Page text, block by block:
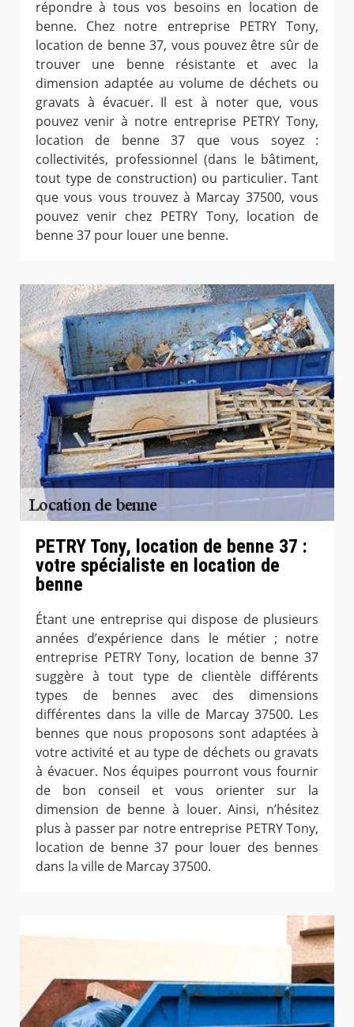
répondre à tous vos besoins en location de
benne. Chez notre entreprise PETRY Tony,
location de benne 37, vous pouvez être sûr de
trouver une benne résistante et avec la
dimension adaptée au volume de déchets ou
gravats à évacuer. Il est à noter que, vous
pouvez venir à notre entreprise PETRY Tony,
location de benne 37 que vous soyez :
collectivités, professionnel (dans le bâtiment,
tout type de construction) ou particulier. Tant
que vous vous trouvez à Marcay 37500, vous
pouvez venir chez PETRY Tony, location de
benne 37 pour louer une benne.
PETRY Tony, location de benne 37 :
votre spécialiste en location de
benne
Étant une entreprise qui dispose de plusieurs
années d’expérience dans le métier ; notre
entreprise PETRY Tony, location de benne 37
suggère à tout type de clientèle différents
types de bennes avec des dimensions
différentes dans la ville de Marcay 37500. Les
bennes que nous proposons sont adaptées à
votre activité et au type de déchets ou gravats
à évacuer. Nos équipes pourront vous fournir
de bon conseil et vous orienter sur la
dimension de benne à louer. Ainsi, n’hésitez
plus à passer par notre entreprise PETRY Tony,
location de benne 37 pour louer des bennes
dans la ville de Marcay 37500.